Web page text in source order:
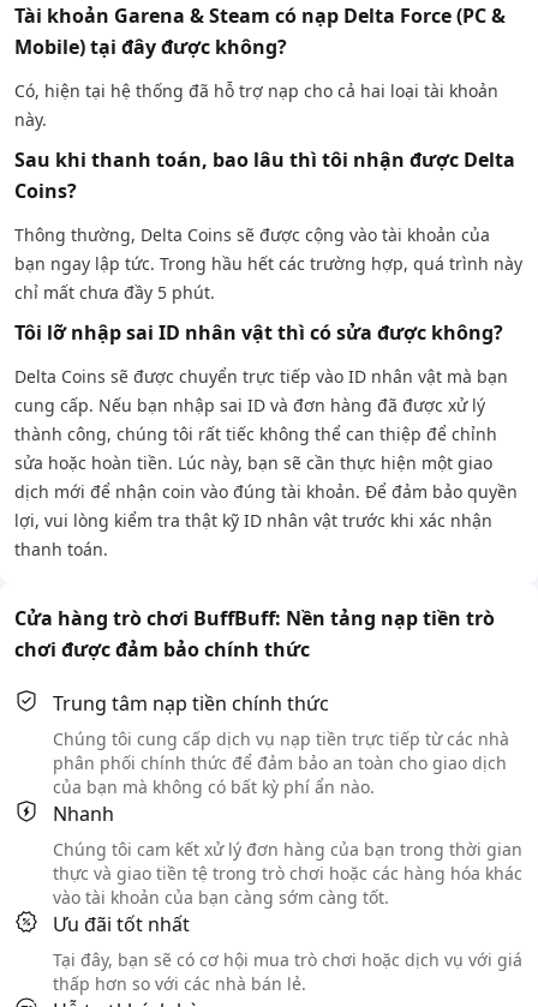
Tài khoản Garena & Steam có nạp Delta Force (PC &
Mobile) tại đây được không?
Có, hiện tại hệ thống đã hỗ trợ nạp cho cả hai loại tài khoản
này.
Sau khi thanh toán, bao lâu thì tôi nhận được Delta
Coins?
Thông thường, Delta Coins sẽ được cộng vào tài khoản của
bạn ngay lập tức. Trong hầu hết các trường hợp, quá trình này
chỉ mất chưa đầy 5 phút.
Tôi lỡ nhập sai ID nhân vật thì có sửa được không?
Delta Coins sẽ được chuyển trực tiếp vào ID nhân vật mà bạn
cung cấp. Nếu bạn nhập sai ID và đơn hàng đã được xử lý
thành công, chúng tôi rất tiếc không thể can thiệp để chỉnh
sửa hoặc hoàn tiền. Lúc này, bạn sẽ cần thực hiện một giao
dịch mới để nhận coin vào đúng tài khoản. Để đảm bảo quyền
lợi, vui lòng kiểm tra thật kỹ ID nhân vật trước khi xác nhận
thanh toán.
Cửa hàng trò chơi BuffBuff: Nền tảng nạp tiền trò
chơi được đảm bảo chính thức
Trung tâm nạp tiền chính thức
Chúng tôi cung cấp dịch vụ nạp tiền trực tiếp từ các nhà
phân phối chính thức để đảm bảo an toàn cho giao dịch
của bạn mà không có bất kỳ phí ẩn nào.
Nhanh
Chúng tôi cam kết xử lý đơn hàng của bạn trong thời gian
thực và giao tiền tệ trong trò chơi hoặc các hàng hóa khác
vào tài khoản của bạn càng sớm càng tốt.
Ưu đãi tốt nhất
Tại đây, bạn sẽ có cơ hội mua trò chơi hoặc dịch vụ với giá
thấp hơn so với các nhà bán lẻ.